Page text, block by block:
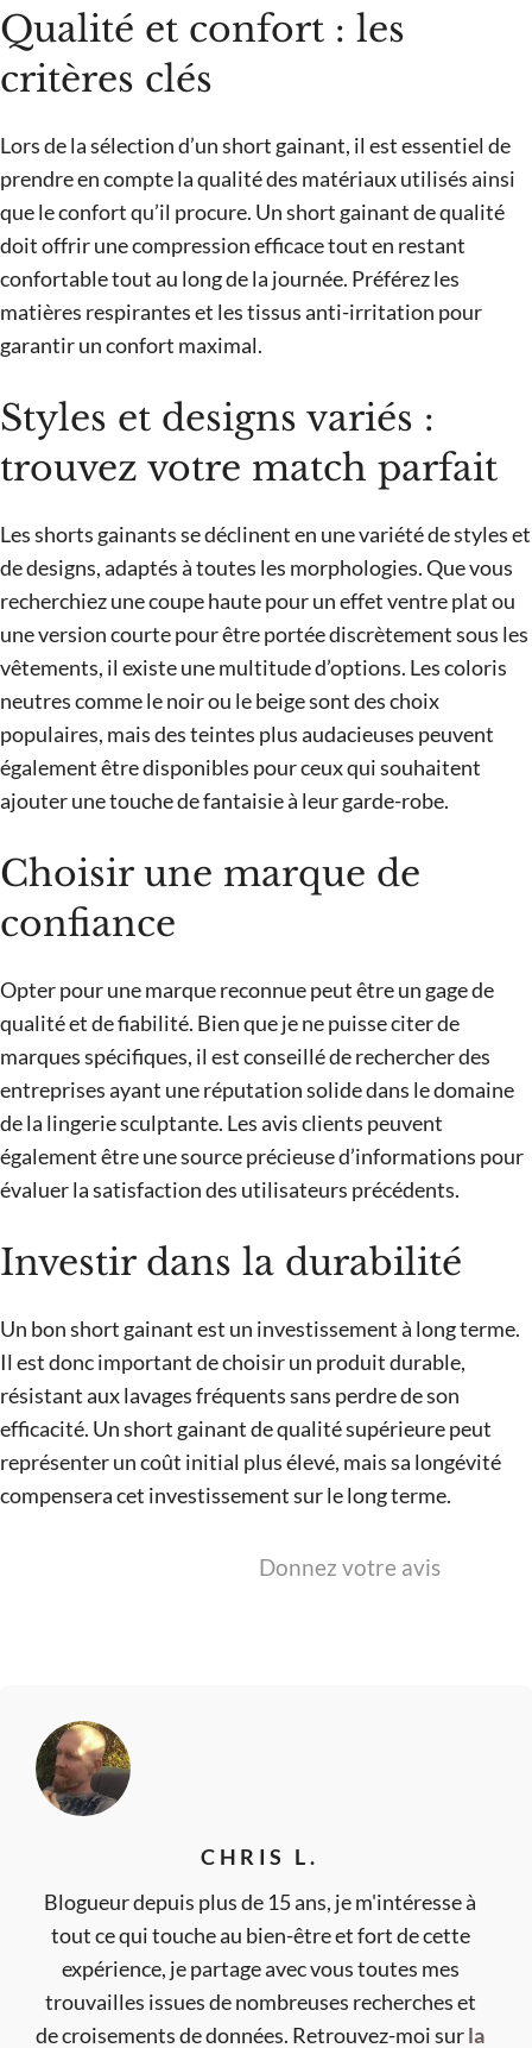
Qualité et confort : les
critères clés
Lors de la sélection d’un short gainant, il est essentiel de
prendre en compte la qualité des matériaux utilisés ainsi
que le confort qu’il procure. Un short gainant de qualité
doit offrir une compression efficace tout en restant
confortable tout au long de la journée. Préférez les
matières respirantes et les tissus anti-irritation pour
garantir un confort maximal.
Styles et designs variés :
trouvez votre match parfait
Les shorts gainants se déclinent en une variété de styles et
de designs, adaptés à toutes les morphologies. Que vous
recherchiez une coupe haute pour un effet ventre plat ou
une version courte pour être portée discrètement sous les
vêtements, il existe une multitude d’options. Les coloris
neutres comme le noir ou le beige sont des choix
populaires, mais des teintes plus audacieuses peuvent
également être disponibles pour ceux qui souhaitent
ajouter une touche de fantaisie à leur garde-robe.
Choisir une marque de
confiance
Opter pour une marque reconnue peut être un gage de
qualité et de fiabilité. Bien que je ne puisse citer de
marques spécifiques, il est conseillé de rechercher des
entreprises ayant une réputation solide dans le domaine
de la lingerie sculptante. Les avis clients peuvent
également être une source précieuse d’informations pour
évaluer la satisfaction des utilisateurs précédents.
Investir dans la durabilité
Un bon short gainant est un investissement à long terme.
Il est donc important de choisir un produit durable,
résistant aux lavages fréquents sans perdre de son
efficacité. Un short gainant de qualité supérieure peut
représenter un coût initial plus élevé, mais sa longévité
compensera cet investissement sur le long terme.
Donnez votre avis
CHRIS L.
Blogueur depuis plus de 15 ans, je m'intéresse à
tout ce qui touche au bien-être et fort de cette
expérience, je partage avec vous toutes mes
trouvailles issues de nombreuses recherches et
de croisements de données. Retrouvez-moi surla